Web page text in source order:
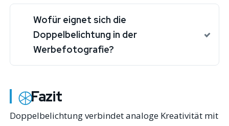
Wofür eignet sich die
Doppelbelichtung in der
Werbefotografie?
Fazit
Doppelbelichtung verbindet analoge Kreativität mit